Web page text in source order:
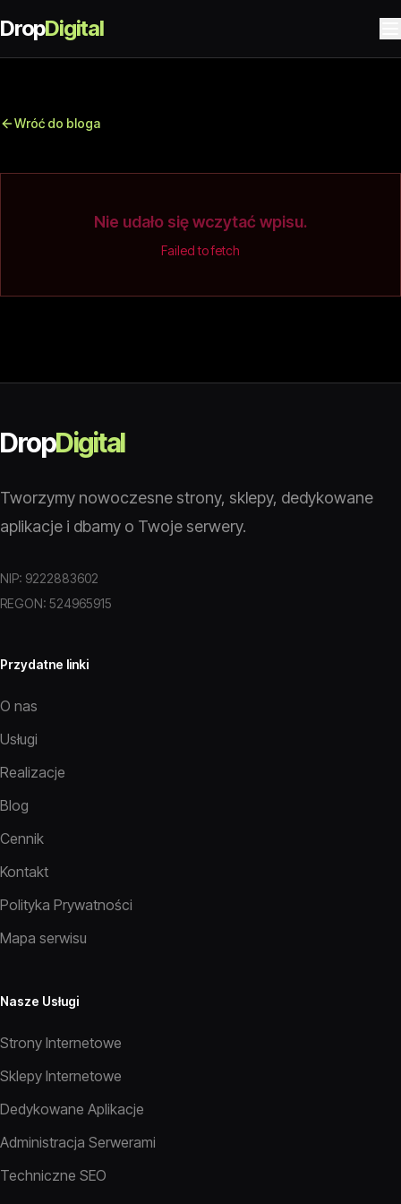
DropDigital
Wróć do bloga
Nie udało się wczytać wpisu.
Failed to fetch
DropDigital
Tworzymy nowoczesne strony, sklepy, dedykowane
aplikacje i dbamy o Twoje serwery.
NIP: 9222883602
REGON: 524965915
Przydatne linki
O nas
Usługi
Realizacje
Blog
Cennik
Kontakt
Polityka Prywatności
Mapa serwisu
Nasze Usługi
Strony Internetowe
Sklepy Internetowe
Dedykowane Aplikacje
Administracja Serwerami
Techniczne SEO